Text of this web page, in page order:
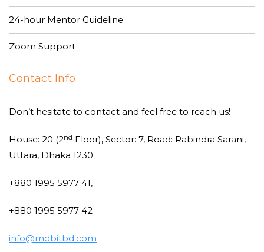
24-hour Mentor Guideline
Zoom Support
Contact Info
Don’t hesitate to contact and feel free to reach us!
House: 20 (2nd Floor), Sector: 7, Road: Rabindra Sarani,
Uttara, Dhaka 1230
+880 1995 5977 41,
+880 1995 5977 42
info@mdbitbd.com